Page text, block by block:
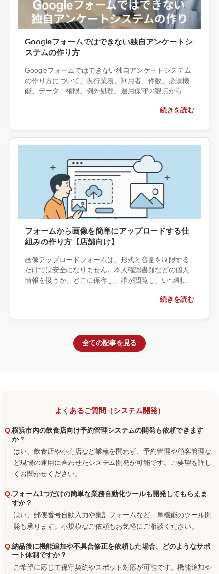
Googleフォームではできない独自アンケートシ
ステムの作り方
Googleフォームではできない独自アンケートシステム
の作り方について、現行業務、利用者、件数、必須機
能、データ、権限、例外処理、運用保守の観点から実
と外部へ相談する条件、相談前に用意する情報、依頼
続きを読む
フォームから画像を簡単にアップロードする仕
組みの作り方【店舗向け】
画像アップロードフォームは、形式と容量を制限する
だけでは安全になりません。本人確認書類などの個人
情報を扱うか、どこに保存し、誰が閲覧し、いつ削除
ウド保存・個別開発の境界と、安全に運用するための
続きを読む
全ての記事を見る
よくあるご質問（システム開発）
横浜市内の飲食店向け予約管理システムの開発も依頼できます
か？
はい、飲食店や小売店など業種を問わず、予約管理や顧客管理な
ど現場の運用に合わせたシステム開発が可能です。ご要望を詳し
くお聞かせください。
フォーム1つだけの簡単な業務自動化ツールも開発してもらえま
すか？
はい、郵便番号自動入力や集計フォームなど、単機能のツール開
発も承ります。小規模なご依頼もお気軽にご相談ください。
納品後に機能追加や不具合修正を依頼した場合、どのようなサポ
ート体制ですか？
ご希望に応じて保守契約やスポット対応が可能です。機能追加や